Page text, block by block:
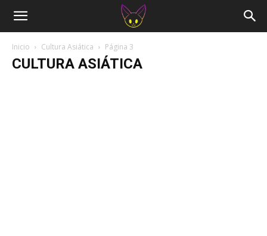
Inicio Cultura Asiática Página 3
CULTURA ASIÁTICA